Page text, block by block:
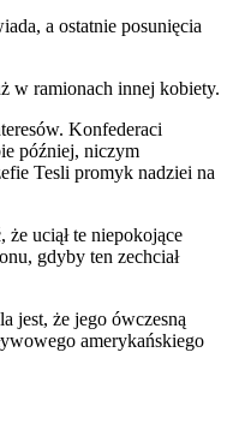
a ostatnie posunięcia
w ramionach innej kobiety.
Konfederaci
później, niczym
Tesli promyk nadziei na
że uciął te niepokojące
gdyby ten zechciał
jest, że jego ówczesną
amerykańskiego